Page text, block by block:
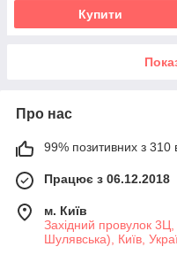
Купити
Про нас
99% позитивних з 310
Працює з 06.12.2018
м. Київ
Західний провулок
Шулявська), Київ,